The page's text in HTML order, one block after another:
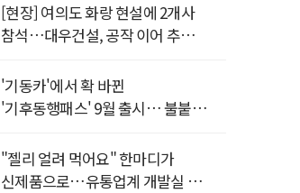
울산 30˚C
제주 30˚C
[현장] 여의도 화랑 현설에 2개사
참석…대우건설, 공작 이어 추가
'기동카'에서 확 바뀐
'기후동행패스' 9월 출시… 불붙은
"젤리 얼려 먹어요" 한마디가
신제품으로…유통업계 개발실 된